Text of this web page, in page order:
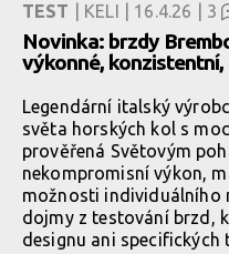
TEST | KELI | 16.4.26 | 3
Novinka: brzdy
výkonné,
Legendární italský
světa horských kol s
prověřená Světovým
nekompromisní výkon,
možnosti individuálního
dojmy z testování brzd,
designu ani specifických